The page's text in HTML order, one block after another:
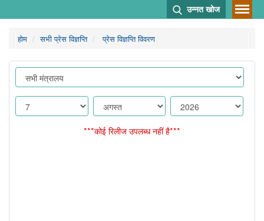
उन्नत खोज
होम सभी प्रेस विज्ञप्ति प्रेस विज्ञप्ति विवरण
***कोई रिलीज उपलब्ध नहीं है***